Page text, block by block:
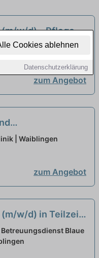
Cookies ablehnen
Datenschutzerklärung
w/d) – Pflege
Güte! neu
| Ludwigsburg
zum Angebot
(m/w/d) in
Zuwachs in
| Waiblingen
zum Angebot
w/d) in Teilzeit
von besonderer
Blaue